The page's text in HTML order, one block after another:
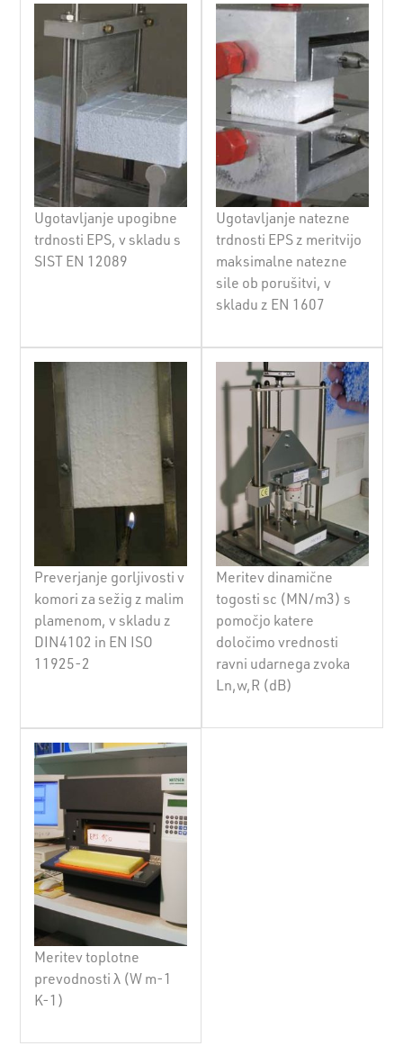
Ugotavljanje upogibne
trdnosti EPS, v skladu s
SIST EN 12089
Ugotavljanje natezne
trdnosti EPS z meritvijo
maksimalne natezne
sile ob porušitvi, v
skladu z EN 1607
Preverjanje gorljivosti v
komori za sežig z malim
plamenom, v skladu z
DIN4102 in EN ISO
11925-2
Meritev dinamične
togosti sc (MN/m3) s
pomočjo katere
določimo vrednosti
ravni udarnega zvoka
Ln,w,R (dB)
Meritev toplotne
prevodnosti λ (W m-1
K-1)